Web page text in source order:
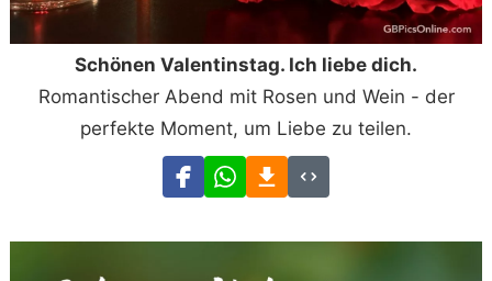
Schönen Valentinstag. Ich liebe dich.
Romantischer Abend mit Rosen und Wein - der
perfekte Moment, um Liebe zu teilen.